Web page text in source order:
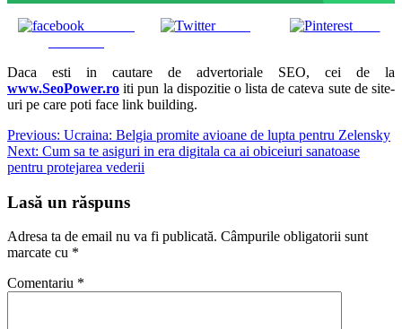
Tweet Save
Daca esti in cautare de advertoriale SEO, cei de la
www.SeoPower.ro iti pun la dispozitie o lista de cateva sute de site-
uri pe care poti face link building.
Navigare
în
Previous: Ucraina: Belgia promite avioane de lupta pentru Zelensky
Next: Cum sa te asiguri in era digitala ca ai obiceiuri sanatoase
pentru protejarea vederii
Lasă un răspuns
Adresa ta de email nu va fi publicată. Câmpurile obligatorii sunt
marcate cu *
Comentariu *